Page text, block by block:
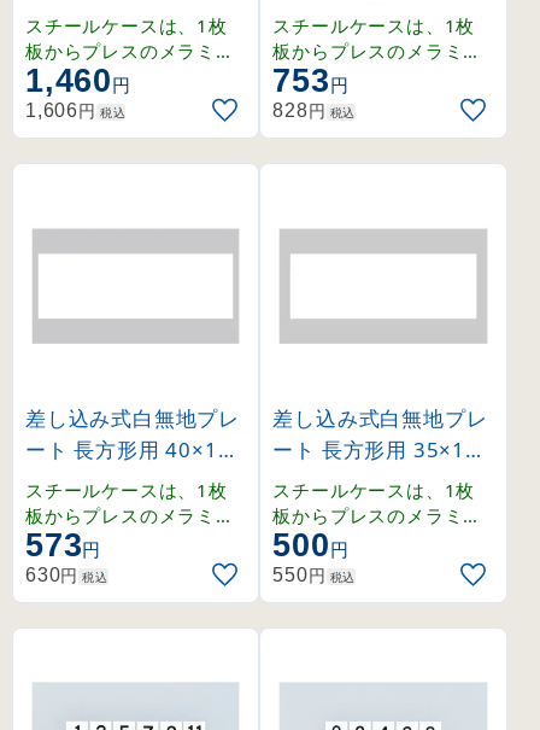
シリーズ 内寸50mm
角 (228040)
スチールケースは、1枚
板からプレスのメラミン
焼付仕上げ。強度、耐熱
・耐候性にも優れていま
す。両面テープ付きで取
1,460円
1,606円 税込
mm 10枚1組 (228051
)
スチールケースは、1枚
板からプレスのメラミン
焼付仕上げ。強度、耐熱
・耐候性にも優れていま
す。両面テープ付きで取
753円
828円 税込
差し込み式白無地プレ
ート 長方形用 40×120
mm 10枚1組 (228061
)
スチールケースは、1枚
板からプレスのメラミン
焼付仕上げ。強度、耐熱
・耐候性にも優れていま
す。両面テープ付きで取
573円
630円 税込
差し込み式白無地プレ
ート 長方形用 35×100
mm 10枚1組 (228071
)
スチールケースは、1枚
板からプレスのメラミン
焼付仕上げ。強度、耐熱
・耐候性にも優れていま
す。両面テープ付きで取
500円
550円 税込